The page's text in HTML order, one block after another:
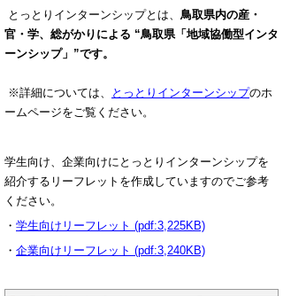
とっとりインターンシップとは、 鳥取県内の産・
官・学、総がかりによる “鳥取県「地域協働型インタ
ーンシップ」”です。
※詳細については、 とっとりインターンシップのホ
ームページをご覧ください。
学生向け、企業向けにとっとりインターンシップを
紹介するリーフレットを作成していますのでご参考
ください。
・ 学生向けリーフレット (pdf:3,225KB)
・ 企業向けリーフレット (pdf:3,240KB)